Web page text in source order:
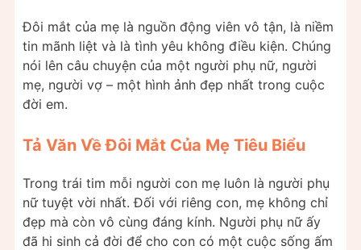
Đôi mắt của mẹ là nguồn động viên vô tận, là niềm
tin mãnh liệt và là tình yêu không điều kiện. Chúng
nói lên câu chuyện của một người phụ nữ, người
mẹ, người vợ – một hình ảnh đẹp nhất trong cuộc
đời em.
Tả Văn Về Đôi Mắt Của Mẹ Tiêu Biểu
Trong trái tim mỗi người con mẹ luôn là người phụ
nữ tuyệt vời nhất. Đối với riêng con, mẹ không chỉ
đẹp mà còn vô cùng đáng kính. Người phụ nữ ấy
đã hi sinh cả đời để cho con có một cuộc sống ấm